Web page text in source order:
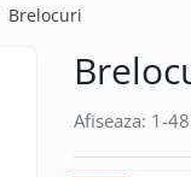
Brelocuri
Afiseaza: 1-48